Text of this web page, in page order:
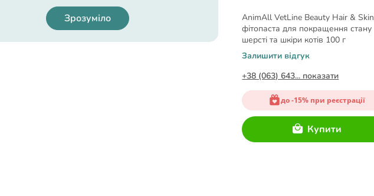
Виберіть фільтри
AnimAll VetLine Beauty Hair & Skin
фітопаста для покращення стану
шерсті та шкіри котів 100 г
Залишити відгук
+38 (063) 643... показати
до -15% при реєстрації
Купити
Зрозуміло